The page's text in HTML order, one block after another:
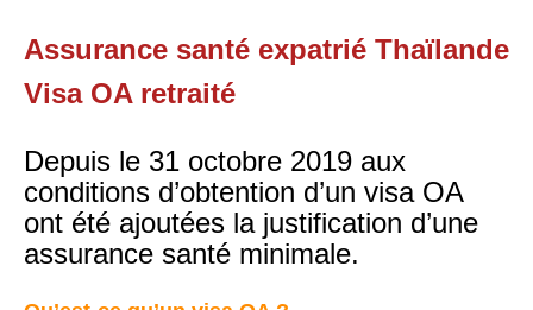
Assurance santé expatrié Thaïlande
Visa OA retraité
Depuis le 31 octobre 2019 aux
conditions d’obtention d’un visa OA
ont été ajoutées la justification d’une
assurance santé minimale.